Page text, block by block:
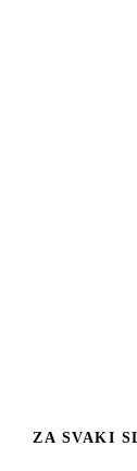
ZA SVAKI